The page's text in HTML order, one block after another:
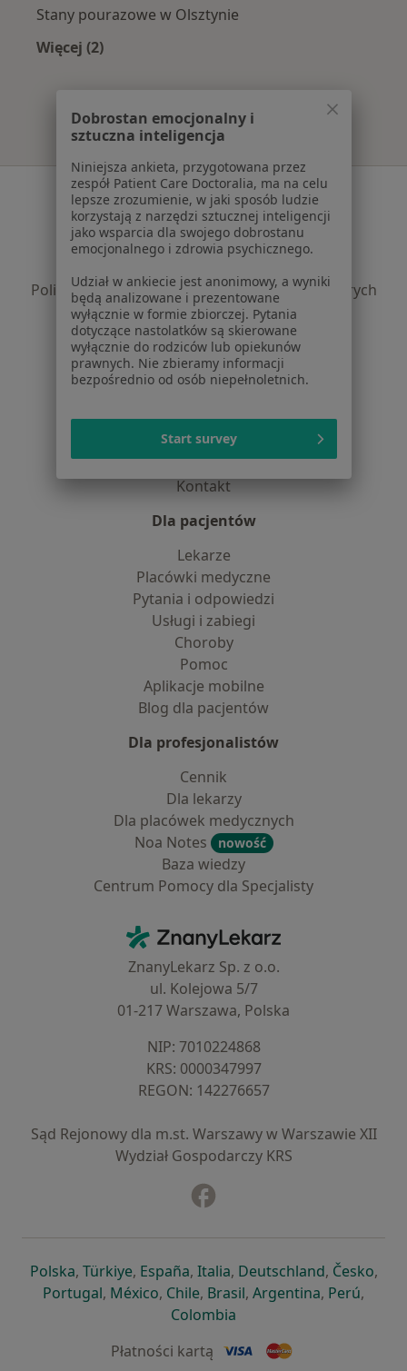
Stany pourazowe w Olsztynie
Więcej (2)
Serwis
Regulamin
Polityka prywatności pacjentów
Polityka prywatności dla profesjonalistów, których
dane pozyskaliśmy samodzielnie
Polityka cookies
Jak działają wyniki wyszukiwania
Dostępność
Praca Rekrutujemy!
Partnerzy
Centrum prasowe
Kontakt
Dla pacjentów
Lekarze
Placówki medyczne
Pytania i odpowiedzi
Usługi i zabiegi
Choroby
Pomoc
Aplikacje mobilne
Blog dla pacjentów
Dla profesjonalistów
Cennik
Dla lekarzy
Dla placówek medycznych
Noa Notes
nowość
Baza wiedzy
Centrum Pomocy dla Specjalisty
ZnanyLekarz - Strona główna
ZnanyLekarz Sp. z o.o.
ul. Kolejowa 5/7
01-217 Warszawa, Polska
NIP: ⁠7010224868
KRS: ⁠0000347997
REGON: ⁠142276657
Sąd Rejonowy dla m.st. Warszawy w Warszawie XII
Wydział Gospodarczy KRS
Polskaotwiera się w nowej karcie
, Türkiyeotwiera się w nowej karcie
, Españaotwiera się w nowej karcie
, Italiaotwiera się w nowej
, Deutschlandotwiera się
, Česko,
Portugalotwiera się w nowej karcie
, Méxicootwiera się w nowej karcie
, Chileotwiera się w nowej karcie
, Brasilotwiera się w nowej
, Argentinaotwiera się
, Perú,
Colombia
Płatności kartą
Dobrostan emocjonalny i
sztuczna inteligencja
Niniejsza ankieta, przygotowana przez
zespół Patient Care Doctoralia, ma na celu
lepsze zrozumienie, w jaki sposób ludzie
korzystają z narzędzi sztucznej inteligencji
jako wsparcia dla swojego dobrostanu
emocjonalnego i zdrowia psychicznego.
Udział w ankiecie jest anonimowy, a wyniki
będą analizowane i prezentowane
wyłącznie w formie zbiorczej. Pytania
dotyczące nastolatków są skierowane
wyłącznie do rodziców lub opiekunów
prawnych. Nie zbieramy informacji
bezpośrednio od osób niepełnoletnich.
Start survey